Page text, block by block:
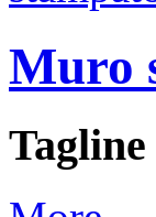
Muro
Tagline